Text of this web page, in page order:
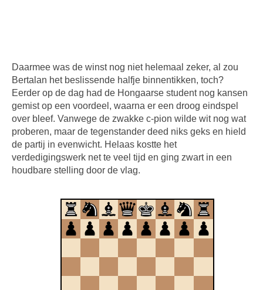
Daarmee was de winst nog niet helemaal zeker, al zou
Bertalan het beslissende halfje binnentikken, toch?
Eerder op de dag had de Hongaarse student nog kansen
gemist op een voordeel, waarna er een droog eindspel
over bleef. Vanwege de zwakke c-pion wilde wit nog wat
proberen, maar de tegenstander deed niks geks en hield
de partij in evenwicht. Helaas kostte het
verdedigingswerk net te veel tijd en ging zwart in een
houdbare stelling door de vlag.